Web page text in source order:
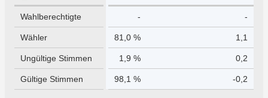
Wahlberechtigte - -
Wähler 81,0 % 1,1
Ungültige Stimmen 1,9 % 0,2
Gültige Stimmen 98,1 % -0,2